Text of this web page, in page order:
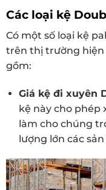
Các loại kệ
Có một số loại kệ
trên thị trường hiện
gồm:
Giá kệ đi xuyên
kệ này cho phép
làm cho chúng
lượng lớn các